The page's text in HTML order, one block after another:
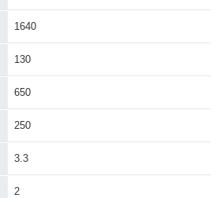
1640
130
650
250
3.3
2